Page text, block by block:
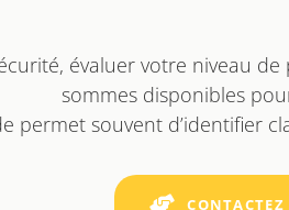
évaluer votre niveau
sommes disponibles
permet souvent d’identifier
CONTACTEZ